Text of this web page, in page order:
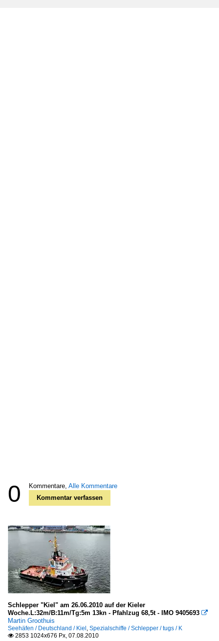
0 Kommentare, Alle Kommentare
Kommentar verfassen
Schlepper "Kiel" am 26.06.2010 auf der Kieler
Woche.L:32m/B:11m/Tg:5m 13kn - Pfahlzug 68,5t - IMO 9405693 
Martin Groothuis
Seehäfen / Deutschland / Kiel Spezialschiffe / Schlepper / tugs / K
 2853 1024x676 Px, 07.08.2010